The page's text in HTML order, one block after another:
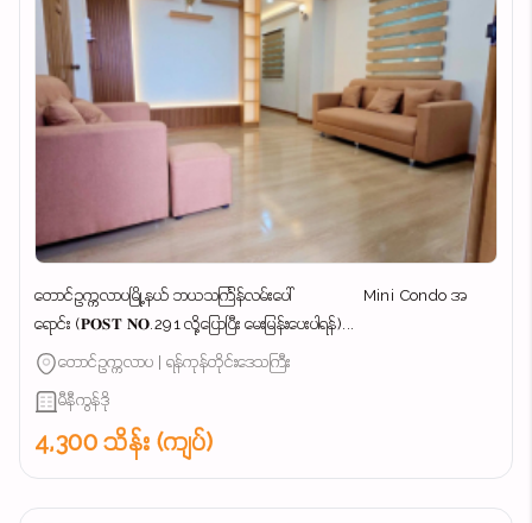
တောင်ဥက္ကလာပမြို့နယ် ဘယသင်္ကြန်လမ်းပေါ် Mini Condo အ
ရောင်း (𝐏𝐎𝐒𝐓 𝐍𝐎.291 လို့ပြောပြီး မေးမြန်းပေးပါရန်)...
တောင်ဥက္ကလာပ | ရန်ကုန်တိုင်းဒေသကြီး
မီနီကွန်ဒို
4,300 သိန်း (ကျပ်)